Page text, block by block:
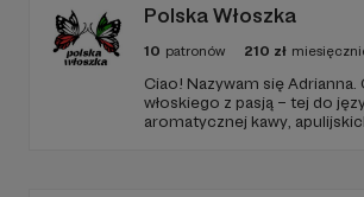
Polska Włoszka
10 patronów 210 zł
Ciao! Nazywam się Adrianna.
włoskiego z pasją – tej do
aromatycznej kawy,